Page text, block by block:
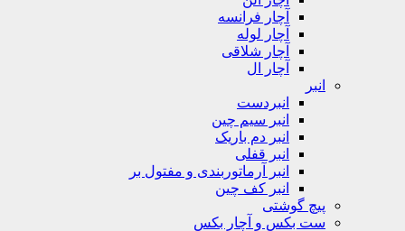
آچار فرانسه
آچار لوله
آچار شلاقی
آچار ال
انبر
انبردست
انبر سیم چین
انبر دم باریک
انبر قفلی
انبر آرماتوربندی و مفتول بر
انبر کف چین
پیچ گوشتی
ست بکس و آچار بکس